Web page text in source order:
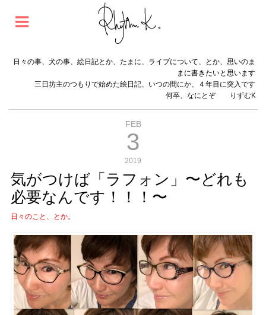
日々の事、犬の事、絵日記とか、たまに、ライブについて、とか、思いのま
まに書きたいと思います
三日坊主のつもりで始めた絵日記、いつの間にか、４年目に突入です
何卒、なにとぞ りずむK
FEB
3
2019
気がつけば「ラフォン」〜どれも
必要なんです！！！〜
日々のこと、とか。